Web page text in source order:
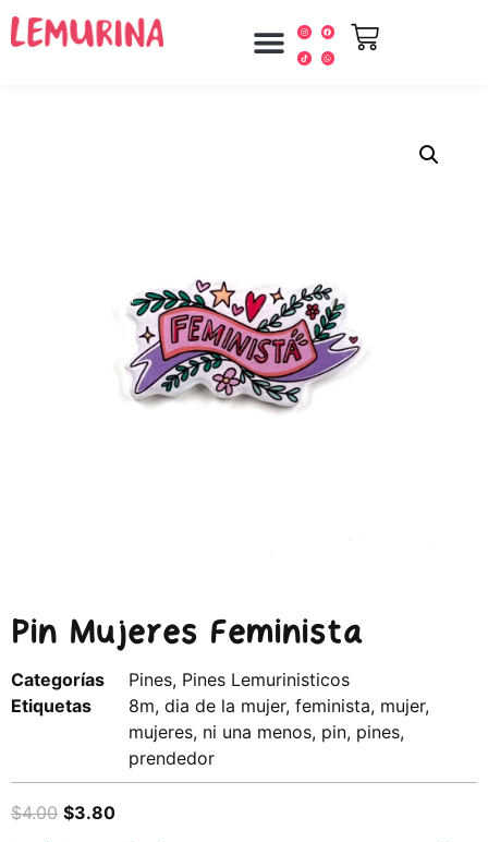
Pin Mujeres Feminista
Categorías Pines, Pines Lemurinisticos
Etiquetas
8m, dia de la mujer, feminista, mujer,
mujeres, ni una menos, pin, pines,
prendedor
$4.00 $3.80